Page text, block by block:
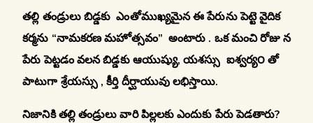
తల్లి తండ్రులు బిడ్డకు ఎంతోముఖ్యమైన ఈ పేరును పెట్టె వైదిక
కర్మను “నామకరణ మహోత్సవం” అంటారు . ఒక మంచి రోజు న
పేరు పెట్టడం వలన బిడ్డకు ఆయుష్యు, యశస్సు ఐశ్వర్య౦ తో
పాటుగా శ్రేయస్సు , కీర్తి దీర్ఘాయువు లభిస్తాయి.
నిజానికి తల్లి తండ్రులు వారి పిల్లలకు ఎందుకు పేరు పెడతారు?